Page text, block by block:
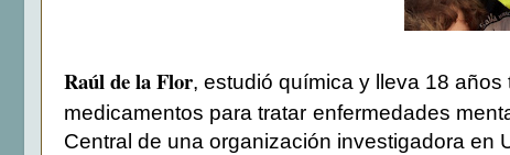
Raúl de la Flor, estudió química y lleva 18
medicamentos para tratar enfermedades
Central de una organización investigadora en